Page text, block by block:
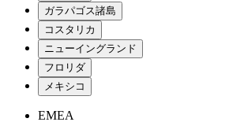
ガラパゴス諸島
コスタリカ
ニューイングランド
フロリダ
メキシコ
EMEA